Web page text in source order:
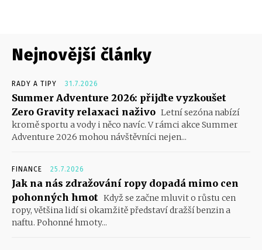
Nejnovější články
RADY A TIPY 31.7.2026
Summer Adventure 2026: přijďte vyzkoušet
Zero Gravity relaxaci naživo Letní sezóna nabízí
kromě sportu a vody i něco navíc. V rámci akce Summer
Adventure 2026 mohou návštěvníci nejen...
FINANCE 25.7.2026
Jak na nás zdražování ropy dopadá mimo cen
pohonných hmot Když se začne mluvit o růstu cen
ropy, většina lidí si okamžitě představí dražší benzin a
naftu. Pohonné hmoty...